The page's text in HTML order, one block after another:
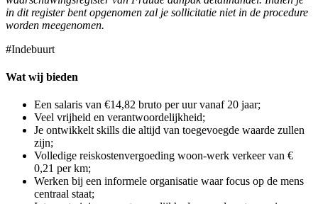
in dit register bent opgenomen zal je sollicitatie niet in de procedure
worden meegenomen.
#Indebuurt
Wat wij bieden
Een salaris van €14,82 bruto per uur vanaf 20 jaar;
Veel vrijheid en verantwoordelijkheid;
Je ontwikkelt skills die altijd van toegevoegde waarde zullen
zijn;
Volledige reiskostenvergoeding woon-werk verkeer van €
0,21 per km;
Werken bij een informele organisatie waar focus op de mens
centraal staat;